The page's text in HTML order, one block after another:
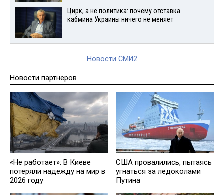
Цирк, а не политика: почему отставка
кабмина Украины ничего не меняет
Новости СМИ2
Новости партнеров
«Не работает»: В Киеве
потеряли надежду на мир в
2026 году
США провалились, пытаясь
угнаться за ледоколами
Путина